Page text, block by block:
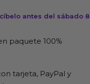
antes del sábado 8
paquete 100%
tarjeta, PayPal y